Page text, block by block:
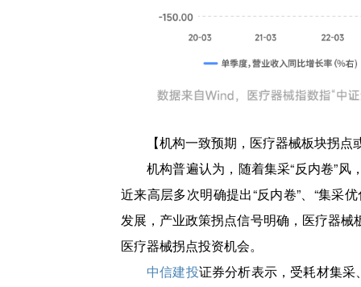
【机构一致预期，医疗器械板块拐点
机构普遍认为，随着集采“反内卷”风
近来高层多次明确提出“反内卷”、“集采
发展，产业政策拐点信号明确，医疗器
医疗器械拐点投资机会。
中信建投证券分析表示，受耗材集